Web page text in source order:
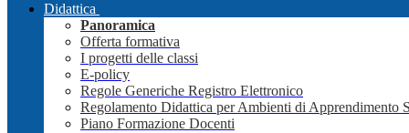
Didattica
Panoramica
Offerta formativa
I progetti delle classi
E-policy
Regole Generiche Registro Elettronico
Regolamento Didattica per Ambienti di Apprendimento
Piano Formazione Docenti